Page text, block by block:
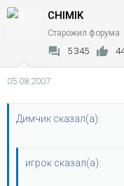
CHIMIK
Старожил форума
5 345
05.08.2007
Димчик сказал(а):
игрок сказал(а):